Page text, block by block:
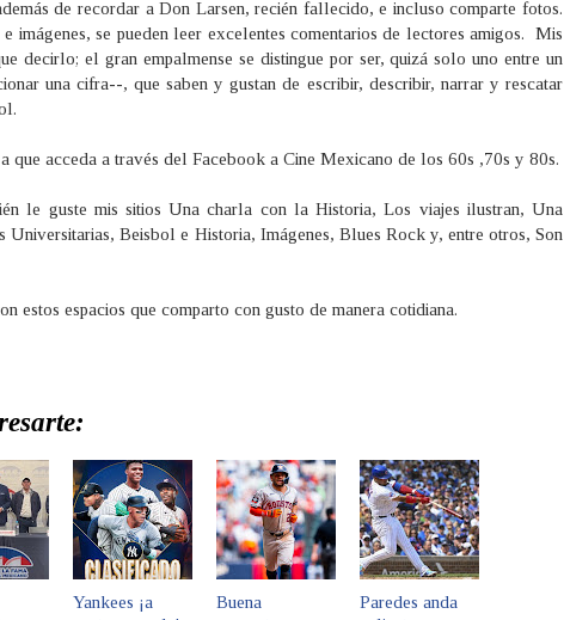
de recordar a Don Larsen, recién fallecido, e incluso comparte fotos.
imágenes, se pueden leer excelentes comentarios de lectores amigos. Mis
decirlo; el gran empalmense se distingue por ser, quizá solo uno entre un
una cifra--, que saben y gustan de escribir, describir, narrar y rescatar
que acceda a través del Facebook a Cine Mexicano de los 60s ,70s y 80s.
le guste mis sitios Una charla con la Historia, Los viajes ilustran, Una
Beisbol e Historia, Imágenes, Blues Rock y, entre otros, Son
estos espacios que comparto con gusto de manera cotidiana.
Yankees ¡a
Buena
Paredes anda